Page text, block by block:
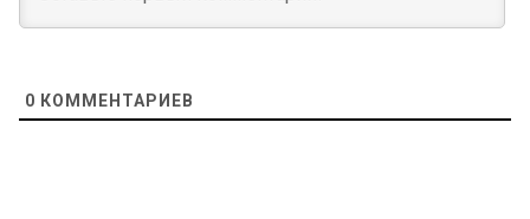
0 КОММЕНТАРИЕВ